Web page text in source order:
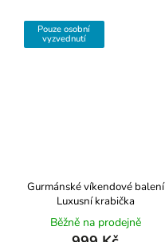
Pouze osobní
vyzvednutí
Gurmánské víkendové balení
Luxusní krabička
Běžně na prodejně